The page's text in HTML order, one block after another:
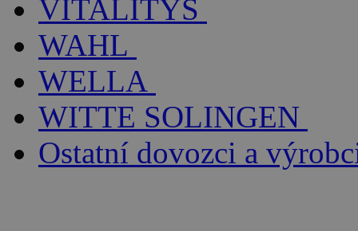
VITALITYS
WAHL
WELLA
WITTE SOLINGEN
Ostatní dovozci a